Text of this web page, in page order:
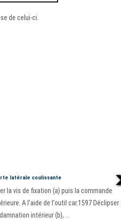
de celui-ci.
latérale coulissante
la vis de fixation (a) puis la commande
A l'aide de l'outil car.1597 Déclipser
intérieur (b), ...